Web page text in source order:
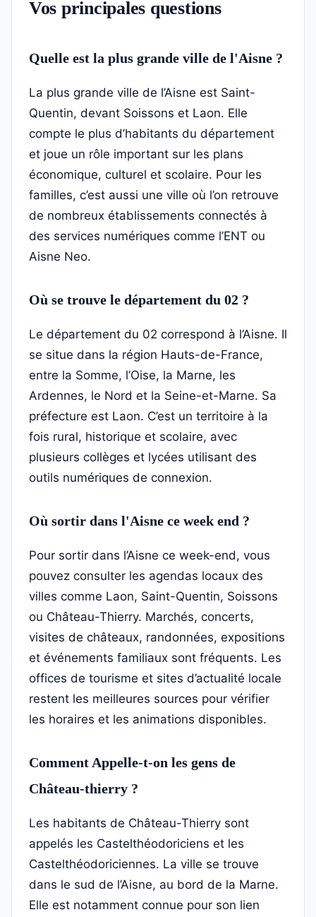
Vos principales questions
Quelle est la plus grande ville de l'Aisne ?
La plus grande ville de l’Aisne est Saint-
Quentin, devant Soissons et Laon. Elle
compte le plus d’habitants du département
et joue un rôle important sur les plans
économique, culturel et scolaire. Pour les
familles, c’est aussi une ville où l’on retrouve
de nombreux établissements connectés à
des services numériques comme l’ENT ou
Aisne Neo.
Où se trouve le département du 02 ?
Le département du 02 correspond à l’Aisne. Il
se situe dans la région Hauts-de-France,
entre la Somme, l’Oise, la Marne, les
Ardennes, le Nord et la Seine-et-Marne. Sa
préfecture est Laon. C’est un territoire à la
fois rural, historique et scolaire, avec
plusieurs collèges et lycées utilisant des
outils numériques de connexion.
Où sortir dans l'Aisne ce week end ?
Pour sortir dans l’Aisne ce week-end, vous
pouvez consulter les agendas locaux des
villes comme Laon, Saint-Quentin, Soissons
ou Château-Thierry. Marchés, concerts,
visites de châteaux, randonnées, expositions
et événements familiaux sont fréquents. Les
offices de tourisme et sites d’actualité locale
restent les meilleures sources pour vérifier
les horaires et les animations disponibles.
Comment Appelle-t-on les gens de
Château-thierry ?
Les habitants de Château-Thierry sont
appelés les Castelthéodoriciens et les
Castelthéodoriciennes. La ville se trouve
dans le sud de l’Aisne, au bord de la Marne.
Elle est notamment connue pour son lien